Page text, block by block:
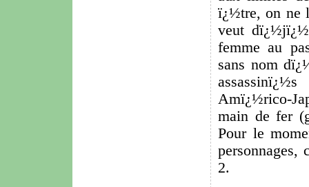
ï¿½tre, on ne
veut
femme au
sans nom
Amï¿½rico-
main de fer
Pour le
2.